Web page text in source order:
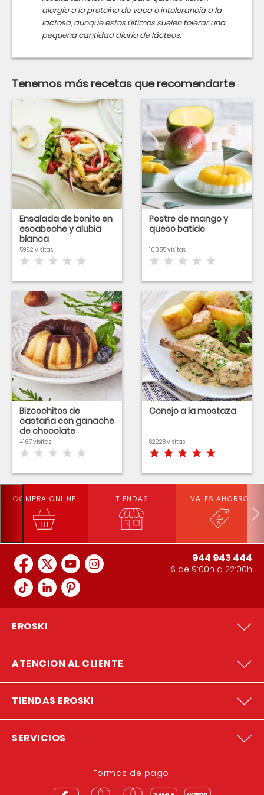
alergia a la proteína de vaca o intolerancia a la
lactosa, aunque estos últimos suelen tolerar una
pequeña cantidad diaria de lácteos.
Tenemos más recetas que recomendarte
Ensalada de bonito en
escabeche y alubia
blanca
5992 visitas
Postre de mango y
queso batido
10355 visitas
Bizcochitos de
castaña con ganache
de chocolate
4167 visitas
Conejo a la mostaza
82228 visitas
COMPRA ONLINE TIENDAS VALES AHORRO
944 943 444
L-S de 9:00h a 22:00h
EROSKI
ATENCION AL CLIENTE
TIENDAS EROSKI
SERVICIOS
Formas de pago: